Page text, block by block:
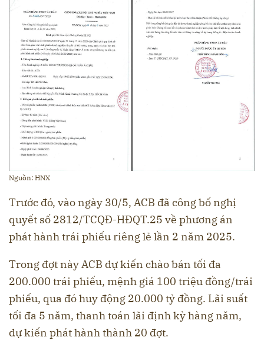
Nguồn: HNX
Trước đó, vào ngày 30/5, ACB đã công bố nghị
quyết số 2812/TCQĐ-HĐQT.25 về phương án
phát hành trái phiếu riêng lẻ lần 2 năm 2025.
Trong đợt này ACB dự kiến chào bán tối đa
200.000 trái phiếu, mệnh giá 100 triệu đồng/trái
phiếu, qua đó huy động 20.000 tỷ đồng. Lãi suất
tối đa 5 năm, thanh toán lãi định kỳ hàng năm,
dự kiến phát hành thành 20 đợt.